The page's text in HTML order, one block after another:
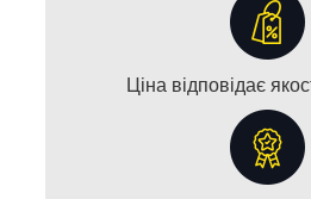
Ціна відповідає